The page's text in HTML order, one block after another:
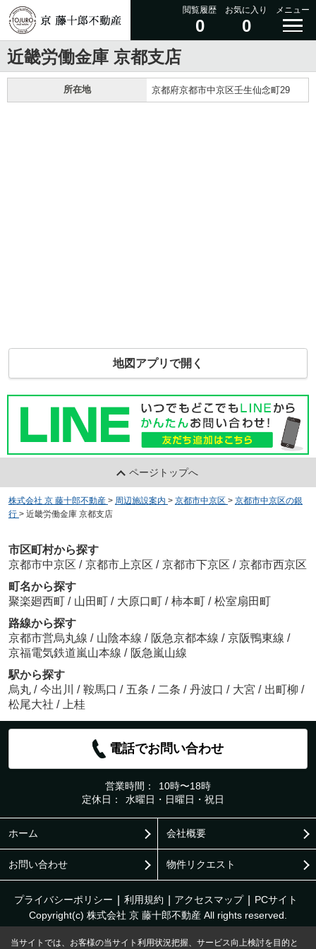
閲覧履歴
0
お気に入り
0
メニュー
近畿労働金庫 京都支店
所在地 京都府京都市中京区壬生仙念町29
地図アプリで開く
ページトップへ
株式会社 京 藤十郎不動産 > 周辺施設案内 > 京都市中京区 > 京都市中京区の銀
行 > 近畿労働金庫 京都支店
市区町村から探す
京都市中京区 / 京都市上京区 / 京都市下京区 / 京都市西京区
町名から探す
聚楽廻西町 / 山田町 / 大原口町 / 柿本町 / 松室扇田町
路線から探す
京都市営烏丸線 / 山陰本線 / 阪急京都本線 / 京阪鴨東線 /
京福電気鉄道嵐山本線 / 阪急嵐山線
駅から探す
烏丸 / 今出川 / 鞍馬口 / 五条 / 二条 / 丹波口 / 大宮 / 出町柳 /
松尾大社 / 上桂
電話でお問い合わせ
営業時間：
10時〜18時
定休日：
水曜日・日曜日・祝日
ホーム 会社概要
お問い合わせ 物件リクエスト
プライバシーポリシー 利用規約 アクセスマップ
PCサイト
Copyright(c) 株式会社 京 藤十郎不動産 All rights reserved.
当サイトでは、お客様の当サイト利用状況把握、サービス向上検討を目的と